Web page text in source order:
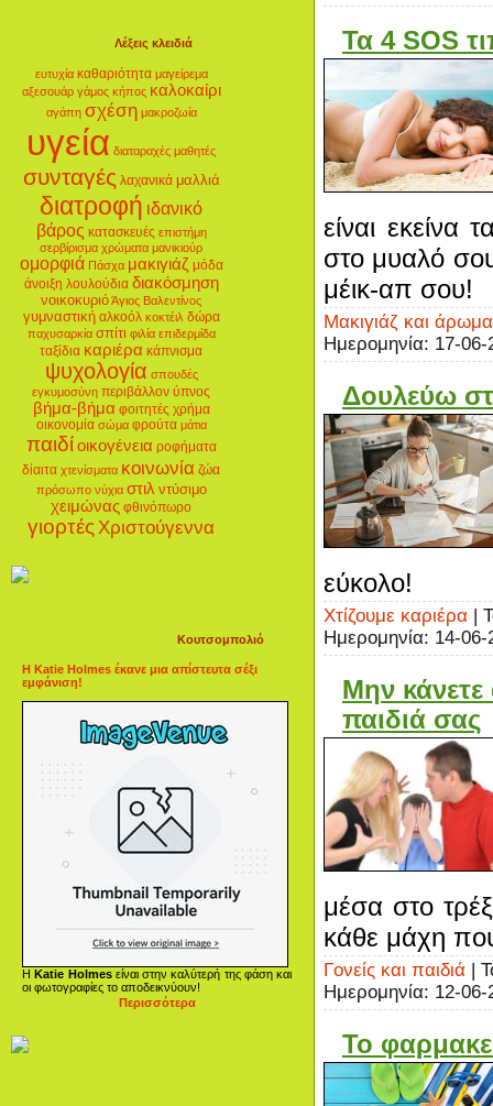
Λέξεις κλειδιά
ευτυχία καθαριότητα μαγείρεμα
αξεσουάρ γάμος κήπος καλοκαίρι
αγάπη σχέση μακροζωία
υγεία διαταραχές μαθητές
συνταγές λαχανικά μαλλιά
διατροφή ιδανικό
βάρος κατασκευές επιστήμη
σερβίρισμα χρώματα μανικιούρ
ομορφιά Πάσχα μακιγιάζ μόδα
άνοιξη λουλούδια διακόσμηση
νοικοκυριόΆγιος Βαλεντίνος
γυμναστική αλκοόλ κοκτέιλ δώρα
παχυσαρκία σπίτι φιλία επιδερμίδα
ταξίδια καριέρα κάπνισμα
ψυχολογία σπουδές
εγκυμοσύνη περιβάλλον ύπνος
βήμα-βήμα φοιτητές χρήμα
οικονομία σώμα φρούτα μάτια
παιδί οικογένεια ροφήματα
δίαιτα χτενίσματα κοινωνία ζώα
πρόσωπο νύχια στιλ ντύσιμο
χειμώνας φθινόπωρο
γιορτές Χριστούγεννα
Κουτσομπολιό
Η Katie Holmes έκανε μια απίστευτα σέξι
εμφάνιση!
ΗKatie Holmesείναι στην καλύτερή της φάση και
οι φωτογραφίες το αποδεικνύουν!
Περισσότερα
Τα 4 SOS
είναι εκείνα
στο μυαλό
μέικ-απ σου!
Μακιγιάζ και άρωμα
Ημερομηνία: 17-06-
Δουλεύω
εύκολο!
Χτίζουμε καριέρα |
Ημερομηνία: 14-06-
Μην
παιδιά σας
μέσα στο
κάθε μάχη
Γονείς και παιδιά |
Ημερομηνία: 12-06-
Το